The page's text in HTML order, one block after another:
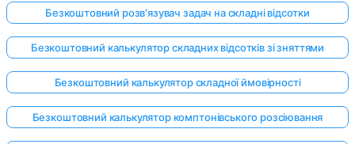
Безкоштовний розв'язувач задач на складні відсотки
Безкоштовний калькулятор складних відсотків зі зняттями
Безкоштовний калькулятор складної ймовірності
Безкоштовний калькулятор комптонівського розсіювання